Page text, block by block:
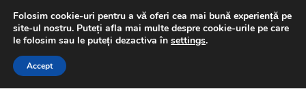
LIVRARE de la 33 lei
luni-vineri 9 a.m. - 4 p.m.031 229 6816
Sari
Sari
Folosim cookie-uri pentru a vă oferi cea mai bună experiență pe
site-ul nostru. Puteți afla mai multe despre cookie-urile pe care
le folosim sau le puteți dezactiva în settings.
Accept